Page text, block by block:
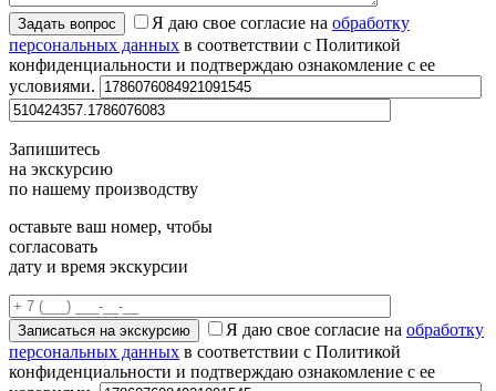
Я даю свое согласие на обработку
персональных данных в соответствии с Политикой
конфиденциальности и подтверждаю ознакомление с ее
условиями.
Запишитесь
на экскурсию
по нашему производству
оставьте ваш номер, чтобы
согласовать
дату и время экскурсии
Я даю свое согласие на обработку
персональных данных в соответствии с Политикой
конфиденциальности и подтверждаю ознакомление с ее